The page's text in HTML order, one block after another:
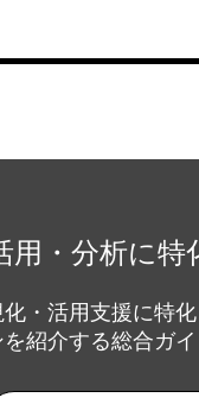
用・分析に
・活用支援に特
紹介する総合ガイ